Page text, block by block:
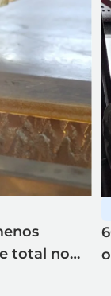
total no